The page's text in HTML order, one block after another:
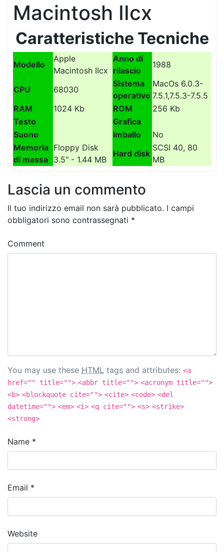
Macintosh IIcx
Caratteristiche Tecniche
Modello
Apple
Macintosh IIcx
Anno di
rilascio
1988
CPU 68030
Sistema
operativo
MacOs 6.0.3-
7.5.1,7.5.3-7.5.5
RAM
1024 Kb ROM
256 Kb
Testo
Grafica
Suono
Imballo
No
Memoria
di massa
Floppy Disk
3.5" - 1.44 MB
Hard disk
SCSI 40, 80
MB
Lascia un commento
Il tuo indirizzo email non sarà pubblicato. I campi
obbligatori sono contrassegnati *
Comment
You may use these HTML tags and attributes: <a
href="" title=""> <abbr title=""> <acronym title="">
<b> <blockquote cite=""> <cite> <code> <del
datetime=""> <em> <i> <q cite=""> <s> <strike>
<strong>
Name *
Email *
Website